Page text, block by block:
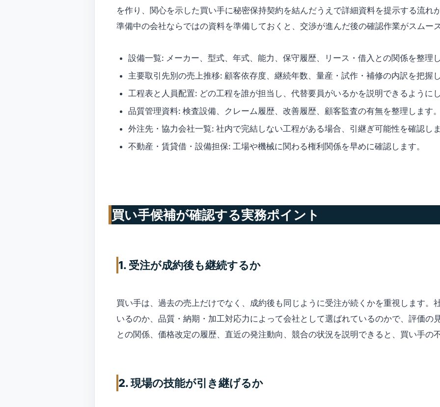
を作り、関心を示した買い手に秘密保持契約を結んだうえで詳細資料を提示する流れ
準備中の会社ならではの資料を準備しておくと、交渉が進んだ後の確認作業がスムー
設備一覧: メーカー、型式、年式、能力、保守履歴、リース・借入との関係を整理
主要取引先別の売上推移: 顧客依存度、継続年数、量産・試作・補修の内訳を把握
工程表と人員配置: どの工程を誰が担当し、代替要員がいるかを説明できるように
品質管理資料: 検査設備、クレーム履歴、改善履歴、顧客監査の有無を整理します
外注先・協力会社一覧: 社内で完結しない工程がある場合、引継ぎ可能性を確認し
不動産・賃貸借・設備担保: 工場や機械に関わる権利関係を早めに確認します。
買い手候補が確認する実務ポイント
1. 受注が成約後も継続するか
買い手は、過去の売上だけでなく、成約後も同じように受注が続くかを重視します。
いるのか、品質・納期・加工対応力によって会社として選ばれているのかで、評価の
との関係、価格改定の履歴、直近の発注動向、競合の状況を説明できると、買い手の
2. 現場の技能が引き継げるか